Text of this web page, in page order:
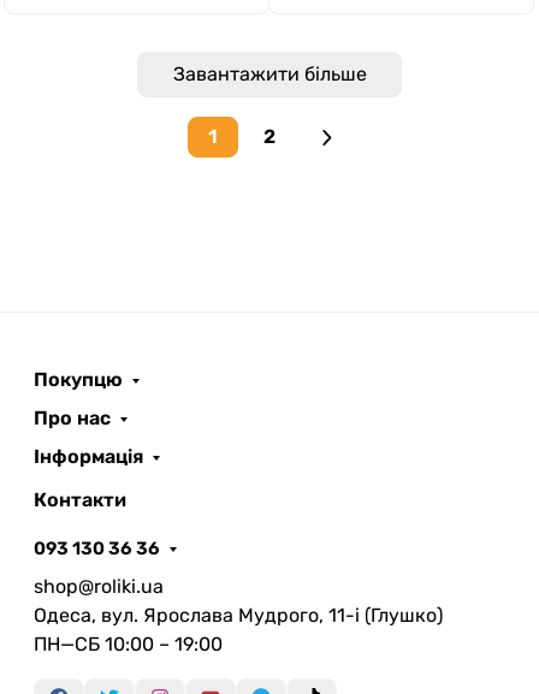
Завантажити більше
1 2
Next page
Покупцю
Про нас
Інформація
Контакти
093 130 36 36
shop@roliki.ua
Одеса, вул. Ярослава Мудрого, 11-i (Глушко)
ПН—СБ 10:00 – 19:00